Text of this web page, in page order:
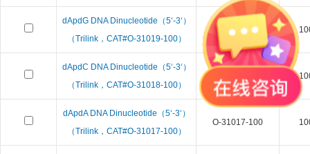
dApdG DNA Dinucleotide（5‘-3‘）
（Trilink，CAT#O-31019-100）
O-31019-100
dApdC DNA Dinucleotide（5‘-3‘）
（Trilink，CAT#O-31018-100）
dApdA DNA Dinucleotide（5‘-3‘）
（Trilink，CAT#O-31017-100）
O-31017-100